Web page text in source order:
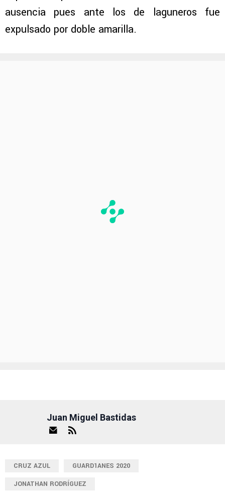
ausencia pues ante los de laguneros fue
expulsado por doble amarilla.
Juan Miguel Bastidas
CRUZ AZUL
GUARD1ANES 2020
JONATHAN RODRÍGUEZ